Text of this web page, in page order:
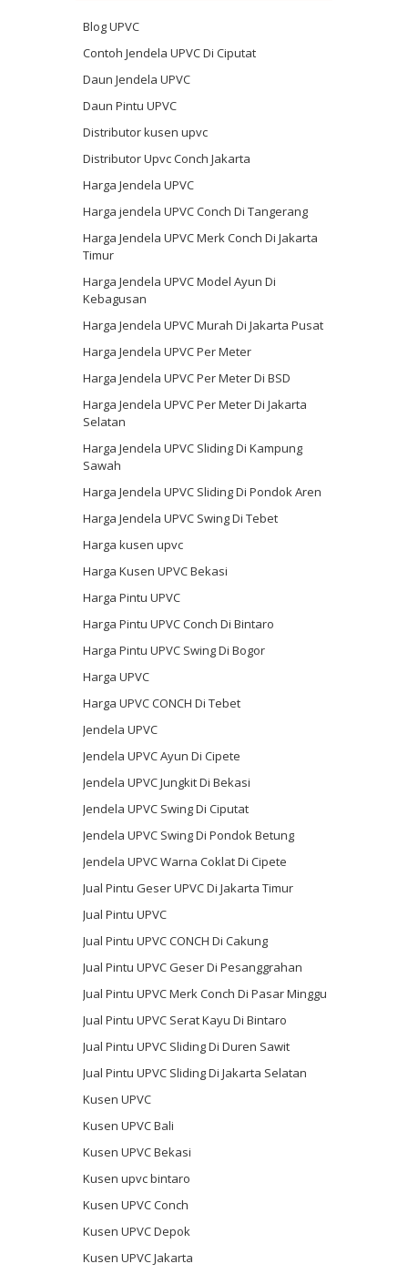
Blog UPVC
Contoh Jendela UPVC Di Ciputat
Daun Jendela UPVC
Daun Pintu UPVC
Distributor kusen upvc
Distributor Upvc Conch Jakarta
Harga Jendela UPVC
Harga jendela UPVC Conch Di Tangerang
Harga Jendela UPVC Merk Conch Di Jakarta
Timur
Harga Jendela UPVC Model Ayun Di
Kebagusan
Harga Jendela UPVC Murah Di Jakarta Pusat
Harga Jendela UPVC Per Meter
Harga Jendela UPVC Per Meter Di BSD
Harga Jendela UPVC Per Meter Di Jakarta
Selatan
Harga Jendela UPVC Sliding Di Kampung
Sawah
Harga Jendela UPVC Sliding Di Pondok Aren
Harga Jendela UPVC Swing Di Tebet
Harga kusen upvc
Harga Kusen UPVC Bekasi
Harga Pintu UPVC
Harga Pintu UPVC Conch Di Bintaro
Harga Pintu UPVC Swing Di Bogor
Harga UPVC
Harga UPVC CONCH Di Tebet
Jendela UPVC
Jendela UPVC Ayun Di Cipete
Jendela UPVC Jungkit Di Bekasi
Jendela UPVC Swing Di Ciputat
Jendela UPVC Swing Di Pondok Betung
Jendela UPVC Warna Coklat Di Cipete
Jual Pintu Geser UPVC Di Jakarta Timur
Jual Pintu UPVC
Jual Pintu UPVC CONCH Di Cakung
Jual Pintu UPVC Geser Di Pesanggrahan
Jual Pintu UPVC Merk Conch Di Pasar Minggu
Jual Pintu UPVC Serat Kayu Di Bintaro
Jual Pintu UPVC Sliding Di Duren Sawit
Jual Pintu UPVC Sliding Di Jakarta Selatan
Kusen UPVC
Kusen UPVC Bali
Kusen UPVC Bekasi
Kusen upvc bintaro
Kusen UPVC Conch
Kusen UPVC Depok
Kusen UPVC Jakarta